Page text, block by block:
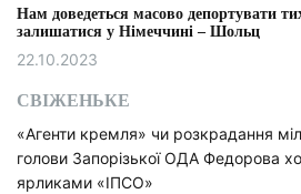
Нам доведеться масово депортувати
залишатися у Німеччині – Шольц
22.10.2023
СВІЖЕНЬКЕ
«Агенти кремля» чи розкрадання
голови Запорізької ОДА Федорова
ярликами «ІПСО»